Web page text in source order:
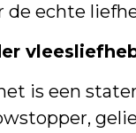
de echte
is een